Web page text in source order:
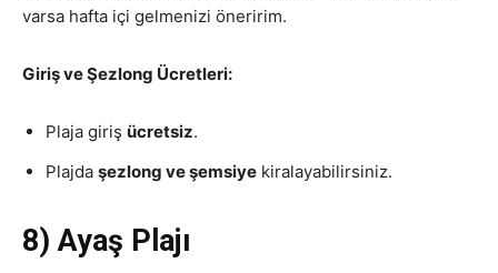
varsa hafta içi gelmenizi öneririm.
Giriş ve Şezlong Ücretleri:
Plaja giriş ücretsiz.
Plajda şezlong ve şemsiye kiralayabilirsiniz.
8) Ayaş Plajı